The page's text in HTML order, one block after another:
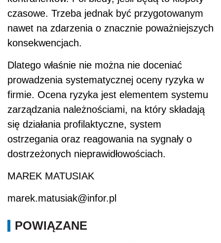
czasowe. Trzeba jednak być przygotowanym
nawet na zdarzenia o znacznie poważniejszych
konsekwencjach.
Dlatego właśnie nie można nie doceniać
prowadzenia systematycznej oceny ryzyka w
firmie. Ocena ryzyka jest elementem systemu
zarządzania należnościami, na który składają
się działania profilaktyczne, system
ostrzegania oraz reagowania na sygnały o
dostrzeżonych nieprawidłowościach.
MAREK MATUSIAK
marek.matusiak@infor.pl
POWIĄZANE